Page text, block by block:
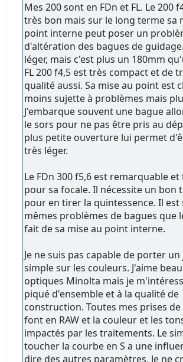
Mes 200 sont en FDn et FL. Le 200
très bon mais sur le long terme sa
point interne peut poser un
d'altération des bagues de
léger, mais c'est plus un 180mm
FL 200 f4,5 est très compact et de
qualité aussi. Sa mise au point est
moins sujette à problèmes mais
J'embarque souvent une bague
le sors pour ne pas être pris au
plus petite ouverture lui permet
très léger.
Le FDn 300 f5,6 est remarquable
pour sa focale. Il nécessite un bon
pour en tirer la quintessence. Il est
mêmes problèmes de bagues que
fait de sa mise au point interne.
Je ne suis pas capable de porter
simple sur les couleurs. J'aime
optiques Minolta mais je
piqué d'ensemble et à la qualité de
construction. Toutes mes prises de
font en RAW et la couleur et les
impactés par les traitements. Le
toucher la courbe en S a une
dire des autres paramètres. Je ne